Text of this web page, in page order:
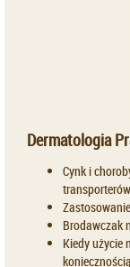
Dermatologia
Cynk i
Brodawczak
Kiedy użycie